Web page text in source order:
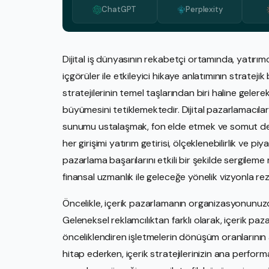
ChatGPT Perplexity
Dijital iş dünyasının rekabetçi ortamında,
içgörüler ile etkileyici hikaye anlatımının stratejik
stratejilerinin temel taşlarından biri haline
büyümesini tetiklemektedir. Dijital
sunumu ustalaşmak, fon elde etmek ve somut
her girişimi yatırım getirisi, ölçeklenebilirlik ve
pazarlama başarılarını etkili bir şekilde
finansal uzmanlık ile geleceğe yönelik vizyonla
Öncelikle, içerik pazarlamanın
Geleneksel reklamcılıktan farklı olarak, içerik
önceliklendiren işletmelerin dönüşüm
hitap ederken, içerik stratejilerinizin ana